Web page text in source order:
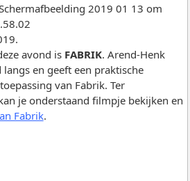
avond is FABRIK. Arend-Henk
en geeft een praktische
van Fabrik. Ter
je onderstaand filmpje bekijken en
Fabrik.